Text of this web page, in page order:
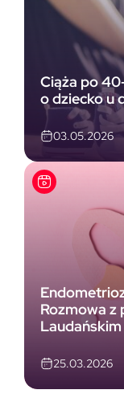
Ciąża po
o dziecko u
03.05.2026
Rozmowa
Laudańskim
25.03.2026